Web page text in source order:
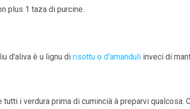
plus 1 taza di purcine.
d'aliva è u lignu di risottu o d'amanduli inveci di
i verdura prima di cumincià à preparvi qualcosa.